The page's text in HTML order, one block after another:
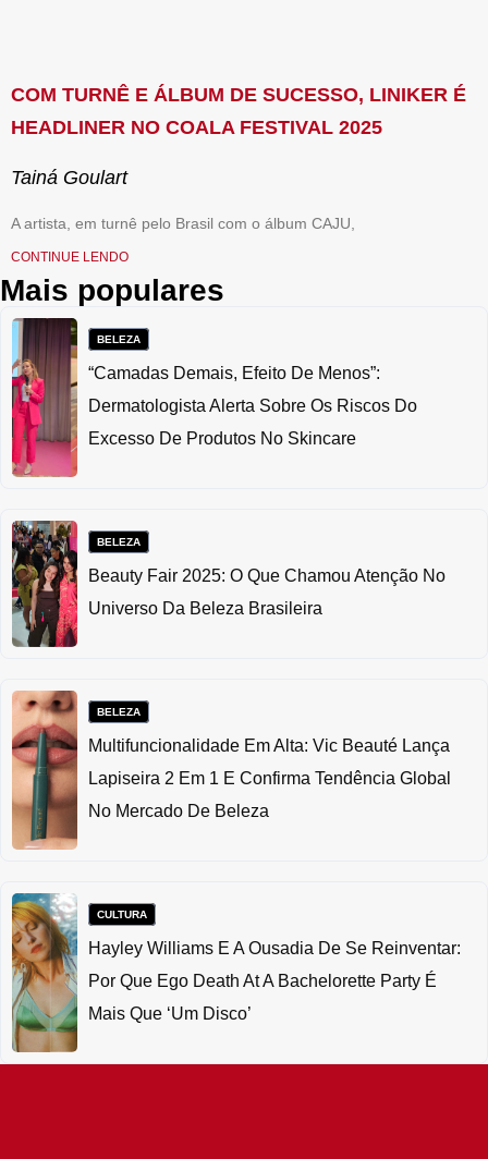
COM TURNÊ E ÁLBUM DE SUCESSO, LINIKER É
HEADLINER NO COALA FESTIVAL 2025
Tainá Goulart
A artista, em turnê pelo Brasil com o álbum CAJU,
CONTINUE LENDO
Mais populares
BELEZA
“Camadas Demais, Efeito De Menos”:
Dermatologista Alerta Sobre Os Riscos Do
Excesso De Produtos No Skincare
BELEZA
Beauty Fair 2025: O Que Chamou Atenção No
Universo Da Beleza Brasileira
BELEZA
Multifuncionalidade Em Alta: Vic Beauté Lança
Lapiseira 2 Em 1 E Confirma Tendência Global
No Mercado De Beleza
CULTURA
Hayley Williams E A Ousadia De Se Reinventar:
Por Que Ego Death At A Bachelorette Party É
Mais Que ‘um Disco’